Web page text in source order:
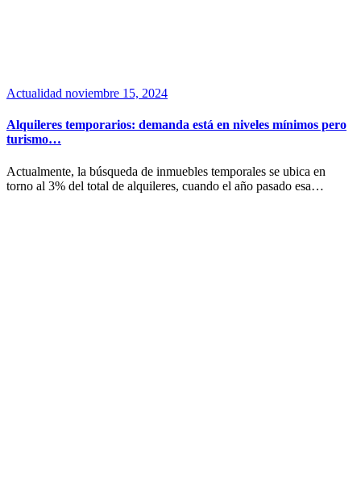
Actualidad noviembre 15, 2024
Alquileres temporarios: demanda está en niveles mínimos pero
turismo…
Actualmente, la búsqueda de inmuebles temporales se ubica en
torno al 3% del total de alquileres, cuando el año pasado esa…